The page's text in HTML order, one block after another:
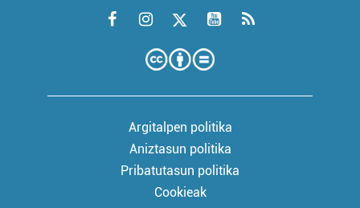
Argitalpen politika
Aniztasun politika
Pribatutasun politika
Cookieak